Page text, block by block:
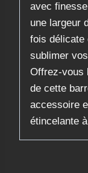
avec
une largeur
fois délicate
sublimer
Offrez-vous
de cette
accessoire
étincelante